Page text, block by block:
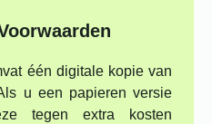
één digitale kopie van
u een papieren versie
tegen extra kosten